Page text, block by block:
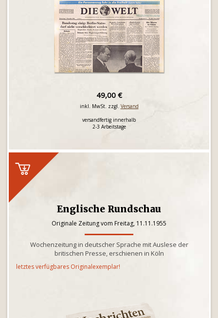
49,00 €
inkl. MwSt. zzgl. Versand
versandfertig innerhalb
2-3 Arbeitstage
Englische Rundschau
Originale Zeitung vom Freitag, 11.11.1955
Wochenzeitung in deutscher Sprache mit Auslese der
britischen Presse, erschienen in Köln
letztes verfügbares Originalexemplar!